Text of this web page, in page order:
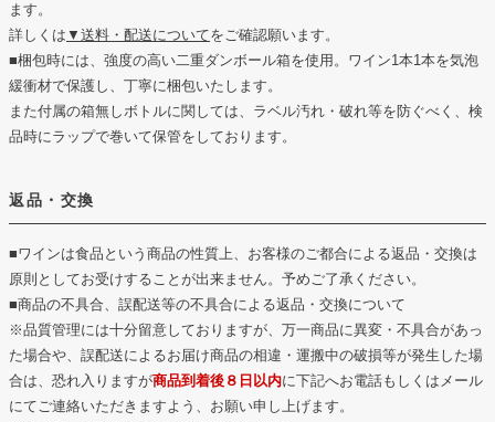
ます。
詳しくは ▼送料・配送についてをご確認願います。
■梱包時には、強度の高い二重ダンボール箱を使用。ワイン1本1本を気泡
緩衝材で保護し、丁寧に梱包いたします。
また付属の箱無しボトルに関しては、ラベル汚れ・破れ等を防ぐべく、検
品時にラップで巻いて保管をしております。
返品・交換
■ワインは食品という商品の性質上、お客様のご都合による返品・交換は
原則としてお受けすることが出来ません。予めご了承ください。
■商品の不具合、誤配送等の不具合による返品・交換について
※品質管理には十分留意しておりますが、万一商品に異変・不具合があっ
た場合や、誤配送によるお届け商品の相違・運搬中の破損等が発生した場
合は、恐れ入りますが商品到着後８日以内に下記へお電話もしくはメール
にてご連絡いただきますよう、お願い申し上げます。